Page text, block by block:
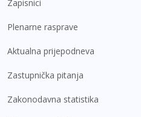
Zapisnici
Plenarne rasprave
Aktualna prijepodneva
Zastupnička pitanja
Zakonodavna statistika